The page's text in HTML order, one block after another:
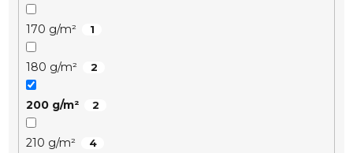
170 g/m² 1
180 g/m² 2
200 g/m² 2
210 g/m² 4